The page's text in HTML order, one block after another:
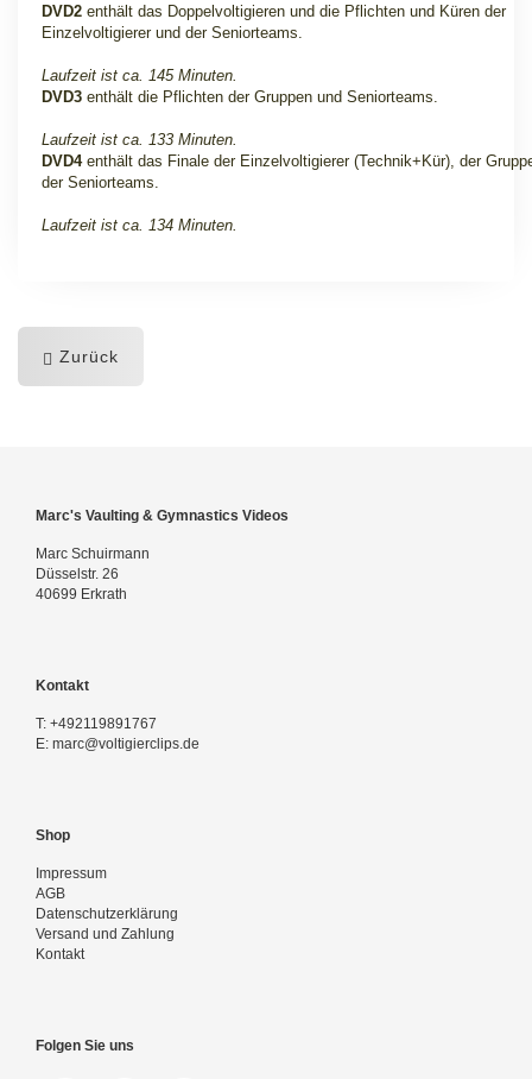
DVD2 enthält das Doppelvoltigieren und die Pflichten und Küren der
Einzelvoltigierer und der Seniorteams.
Laufzeit ist ca. 145 Minuten.
DVD3 enthält die Pflichten der Gruppen und Seniorteams.
Laufzeit ist ca. 133 Minuten.
DVD4enthält das Finale der Einzelvoltigierer (Technik+Kür), der
der Seniorteams.
Laufzeit ist ca. 134 Minuten.
Zurück
Marc's Vaulting & Gymnastics Videos
Marc Schuirmann
Düsselstr. 26
40699 Erkrath
Kontakt
T: +492119891767
E: marc@voltigierclips.de
Shop
Impressum
AGB
Datenschutzerklärung
Versand und Zahlung
Kontakt
Folgen Sie uns